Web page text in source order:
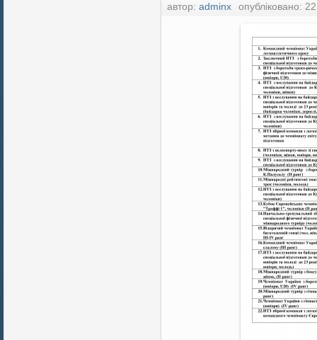
автор: adminx опубліковано: